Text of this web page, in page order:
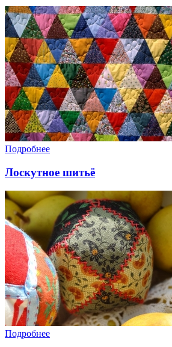
Подробнее
Лоскутное шитьё
Подробнее